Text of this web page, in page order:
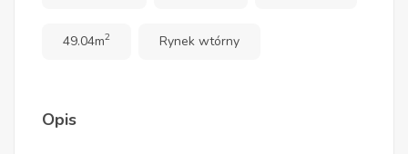
49.04m2 Rynek wtórny
Opis